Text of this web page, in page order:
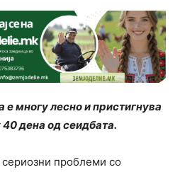
многу лесно и пристигнува
дена од сеидбата.
сериозни проблеми со